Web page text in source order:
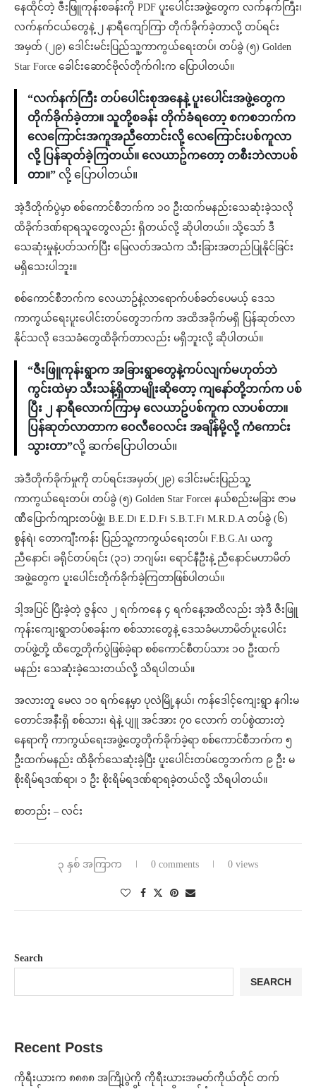
နေထိုင်တဲ့ ဇီးဖြူကုန်းစခန်းကို PDF ပူးပေါင်းအဖွဲ့တွေက လက်နက်ကြီး၊
လက်နက်ငယ်တွေနဲ့ ၂ နာရီကျော်ကြာ တိုက်ခိုက်ခဲ့တာလို့ တပ်ရင်း
အမှတ် (၂၉) ဒေါင်းမင်းပြည်သူ့ကာကွယ်ရေးတပ်၊ တပ်ခွဲ (၅) Golden
Star Force ခေါင်းဆောင်ဗိုလ်တိုက်ဂါးက ပြောပါတယ်။
“လက်နက်ကြီး တပ်ပေါင်းစုအနေနဲ့ ပူးပေါင်းအဖွဲ့တွေက
တိုက်ခိုက်ခဲ့တာ။ သူတို့စခန်း တိုက်ခံရတော့ စကစဘက်က
လေကြောင်းအကူအညီတောင်းလို့ လေကြောင်းပစ်ကူလာ
လို့ ပြန်ဆုတ်ခဲ့ကြတယ်။ လေယာဥ်ကတော့ တစီးဘဲလာပစ်
တာ။” လို့ ပြောပါတယ်။
အဲ့ဒီတိုက်ပွဲမှာ စစ်ကောင်စီဘက်က ၁၀ ဦးထက်မနည်းသေဆုံးခဲ့သလို
ထိခိုက်ဒဏ်ရာရသူတွေလည်း ရှိတယ်လို့ ဆိုပါတယ်။ သို့သော် ဒီ
သေဆုံးမှုနဲ့ပတ်သက်ပြီး မြေလတ်အသံက သီးခြားအတည်ပြုနိုင်ခြင်း
မရှိသေးပါဘူး။
စစ်ကောင်စီဘက်က လေယာဥ်နဲ့လာရောက်ပစ်ခတ်ပေမယ့် ဒေသ
ကာကွယ်ရေးပူးပေါင်းတပ်တွေဘက်က အထိအခိုက်မရှိ ပြန်ဆုတ်လာ
နိုင်သလို ဒေသခံတွေထိခိုက်တာလည်း မရှိဘူးလို့ ဆိုပါတယ်။
“ဇီးဖြူကုန်းရွာက အခြားရွာတွေနဲ့ကပ်လျက်မဟုတ်ဘဲ
ကွင်းထဲမှာ သီးသန့်ရှိတာမျိုးဆိုတော့ ကျနော်တို့ဘက်က ပစ်
ပြီး ၂ နာရီလောက်ကြာမှ လေယာဥ်ပစ်ကူက လာပစ်တာ။
ပြန်ဆုတ်လာတာက ဝေလီဝေလင်း အချိန်မို့လို့ ကံကောင်း
သွားတာ”လို့ ဆက်ပြောပါတယ်။
အဲဒီတိုက်ခိုက်မှုကို တပ်ရင်းအမှတ်(၂၉) ဒေါင်းမင်းပြည်သူ့
ကာကွယ်ရေးတပ်၊ တပ်ခွဲ (၅) Golden Star Force၊ နယ်စည်းမခြား ဇာမ
ဏီပြောက်ကျားတပ်ဖွဲ့၊ B.E.D၊ E.D.F၊ S.B.T.F၊ M.R.D.A တပ်ခွဲ (၆)
စွန်ရဲ၊ တောကျီးကန်း ပြည်သူ့ကာကွယ်ရေးတပ်၊ F.B.G.A၊ ယက္ခ
ညီနောင်၊ ခရိုင်တပ်ရင်း (၃၁) ဘဂျမ်း၊ ရောင်နီဦးနဲ့ ညီနောင်မဟာမိတ်
အဖွဲ့တွေက ပူးပေါင်းတိုက်ခိုက်ခဲ့ကြတာဖြစ်ပါတယ်။
ဒါ့အပြင် ပြီးခဲ့တဲ့ ဇွန်လ ၂ ရက်ကနေ ၄ ရက်နေ့အထိလည်း အဲ့ဒီ ဇီးဖြူ
ကုန်းကျေးရွာတပ်စခန်းက စစ်သားတွေနဲ့ ဒေသခံမဟာမိတ်ပူးပေါင်း
တပ်ဖွဲ့တို့ ထိတွေ့တိုက်ပွဲဖြစ်ခဲ့ရာ စစ်ကောင်စီတပ်သား ၁၀ ဦးထက်
မနည်း သေဆုံးခဲ့သေးတယ်လို့ သိရပါတယ်။
အလားတူ မေလ ၁၀ ရက်နေ့မှာ ပုလဲမြို့နယ်၊ ကန်ဒေါင့်ကျေးရွာ နဂါးမ
တောင်အနီးရှိ စစ်သား၊ ရဲနဲ့ ပျူ အင်အား ၇၀ လောက် တပ်စွဲထားတဲ့
နေရာကို ကာကွယ်ရေးအဖွဲ့တွေတိုက်ခိုက်ခဲ့ရာ စစ်ကောင်စီဘက်က ၅
ဦးထက်မနည်း ထိခိုက်သေဆုံးခဲ့ပြီး ပူးပေါင်းတပ်တွေဘက်က ၉ ဦး မ
စိုးရိမ်ရဒဏ်ရာ၊ ၁ ဦး စိုးရိမ်ရဒဏ်ရာရခဲ့တယ်လို့ သိရပါတယ်။
စာတည်း – လင်း
၃ နှစ် အကြာက 0 comments 0 views
Search
SEARCH
Recent Posts
ကိုရီးယားက ၈၈၈၈ အကြိုပွဲကို ကိုရီးယားအမတ်ကိုယ်တိုင် တက်